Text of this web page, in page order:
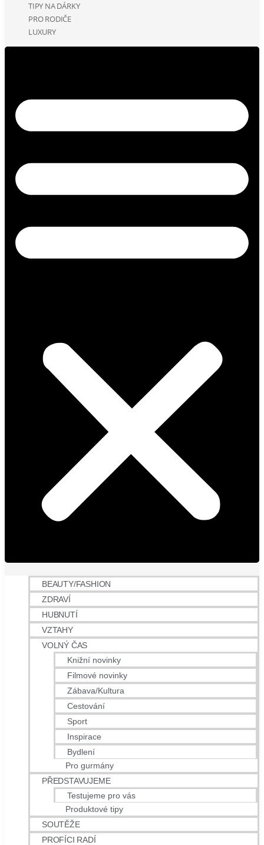
TIPY NA DÁRKY
PRO RODIČE
LUXURY
BEAUTY/FASHION
ZDRAVÍ
HUBNUTÍ
VZTAHY
VOLNÝ ČAS
Knižní novinky
Filmové novinky
Zábava/Kultura
Cestování
Sport
Inspirace
Bydlení
Pro gurmány
PŘEDSTAVUJEME
Testujeme pro vás
Produktové tipy
SOUTĚŽE
PROFÍCI RADÍ